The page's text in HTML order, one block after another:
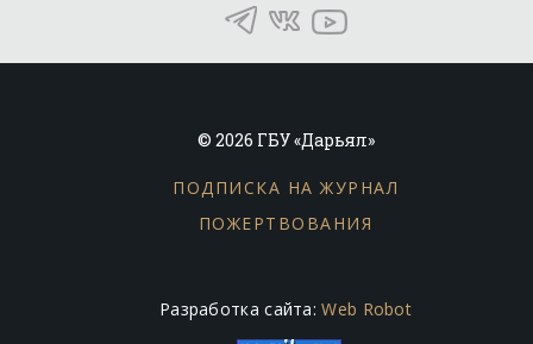
© 2026 ГБУ «Дарьял»
ПОДПИСКА НА ЖУРНАЛ
ПОЖЕРТВОВАНИЯ
Разработка сайта:Web Robot